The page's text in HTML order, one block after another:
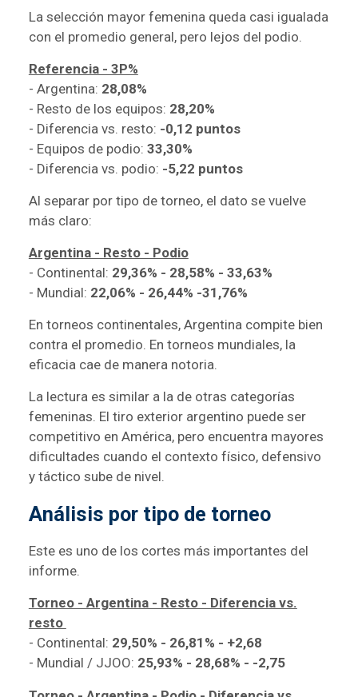
La selección mayor femenina queda casi igualada
con el promedio general, pero lejos del podio.
Referencia - 3P%
- Argentina: 28,08%
- Resto de los equipos: 28,20%
- Diferencia vs. resto: -0,12 puntos
- Equipos de podio: 33,30%
- Diferencia vs. podio: -5,22 puntos
Al separar por tipo de torneo, el dato se vuelve
más claro:
Argentina - Resto - Podio
- Continental: 29,36% - 28,58% - 33,63%
- Mundial: 22,06% - 26,44% -31,76%
En torneos continentales, Argentina compite bien
contra el promedio. En torneos mundiales, la
eficacia cae de manera notoria.
La lectura es similar a la de otras categorías
femeninas. El tiro exterior argentino puede ser
competitivo en América, pero encuentra mayores
dificultades cuando el contexto físico, defensivo
y táctico sube de nivel.
Análisis por tipo de torneo
Este es uno de los cortes más importantes del
informe.
Torneo - Argentina - Resto - Diferencia vs.
resto
- Continental: 29,50% - 26,81% - +2,68
- Mundial / JJOO: 25,93% - 28,68% - -2,75